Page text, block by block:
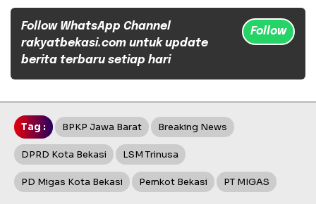
Follow WhatsApp Channel
rakyatbekasi.com untuk update
berita terbaru setiap hari
Follow
Tag : BPKP Jawa Barat Breaking News
DPRD Kota Bekasi LSM Trinusa
PD Migas Kota Bekasi Pemkot Bekasi PT MIGAS